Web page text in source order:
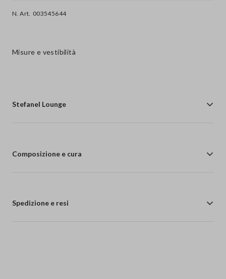
N. Art. 003545644
Misure e vestibilità
Stefanel Lounge
Composizione e cura
Spedizione e resi